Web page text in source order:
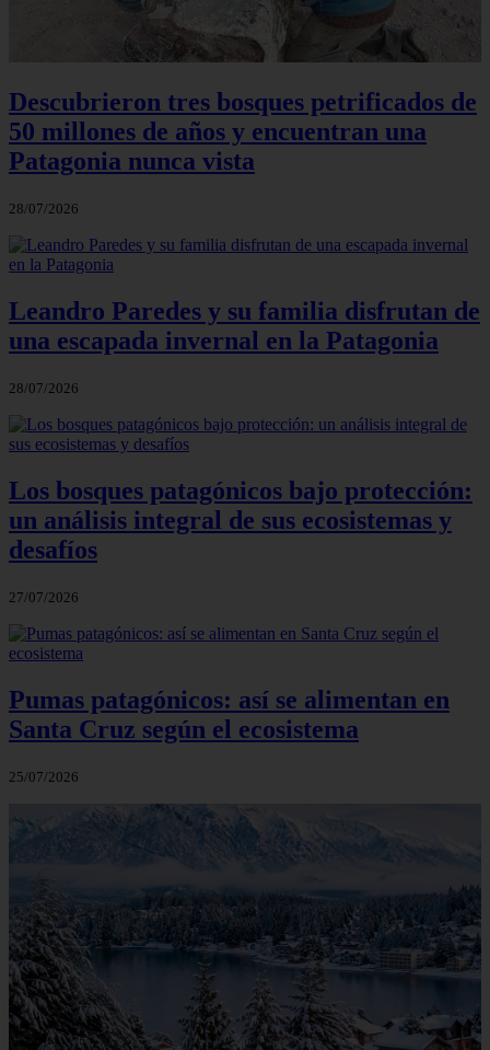
Descubrieron tres bosques petrificados de
50 millones de años y encuentran una
Patagonia nunca vista
28/07/2026
Leandro Paredes y su familia disfrutan de
una escapada invernal en la Patagonia
28/07/2026
Los bosques patagónicos bajo protección:
un análisis integral de sus ecosistemas y
desafíos
27/07/2026
Pumas patagónicos: así se alimentan en
Santa Cruz según el ecosistema
25/07/2026